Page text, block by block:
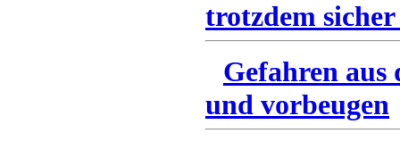
trotzdem
Gefahren
und vorbeugen